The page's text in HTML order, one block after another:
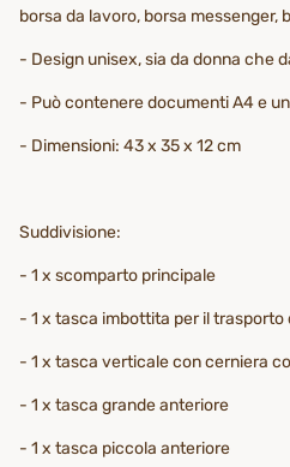
borsa da lavoro, borsa messenger,
- Design unisex, sia da donna che
- Può contenere documenti A4 e
- Dimensioni: 43 x 35 x 12 cm
Suddivisione:
- 1 x scomparto principale
- 1 x tasca imbottita per il trasporto
- 1 x tasca verticale con cerniera
- 1 x tasca grande anteriore
- 1 x tasca piccola anteriore